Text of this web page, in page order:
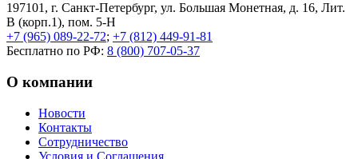
197101, г. Санкт-Петербург, ул. Большая Монетная, д. 16, Лит.
В (корп.1), пом. 5-Н
+7 (965) 089-22-72; +7 (812) 449-91-81
Бесплатно по РФ: 8 (800) 707-05-37
О компании
Новости
Контакты
Сотрудничество
Условия и Соглашения